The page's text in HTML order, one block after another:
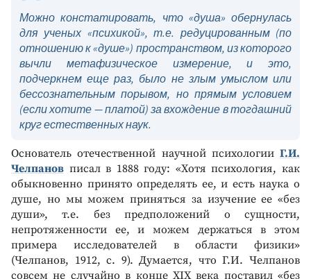
Можно констатировать, что «душа» обернулась
для ученых «психикой», т.е. редуцированным (по
отношению к «душе») пространством, из которого
вычли метафизическое измерение, и это,
подчеркнем еще раз, было не злым умыслом или
бессознательным порывом, но прямым условием
(если хотите — платой) за вхождение в тогдашний
круг естественных наук.
Основатель отечественной научной психологии Г.И.
Челпанов писал в 1888 году: «Хотя психология, как
обыкновенно принято определять ее, и есть наука о
душе, но мы можем приняться за изучение ее «без
души», т.е. без предположений о сущности,
непротяженности ее, и можем держаться в этом
примера исследователей в области физики»
(Челпанов, 1912, с. 9). Думается, что Г.И. Челпанов
совсем не случайно в конце XIX века поставил «без